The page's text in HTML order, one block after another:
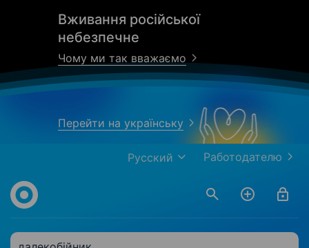
Вживання російської
небезпечне
Чому ми так вважаємо
Перейти на українську
Работодателю
Русский